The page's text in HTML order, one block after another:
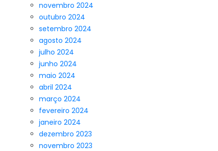
novembro 2024
outubro 2024
setembro 2024
agosto 2024
julho 2024
junho 2024
maio 2024
abril 2024
março 2024
fevereiro 2024
janeiro 2024
dezembro 2023
novembro 2023